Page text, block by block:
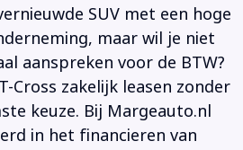
SUV met een hoge
maar wil je niet
aanspreken voor de BTW?
Cross zakelijk leasen zonder
keuze. Bij Margeauto.nl
in het financieren van